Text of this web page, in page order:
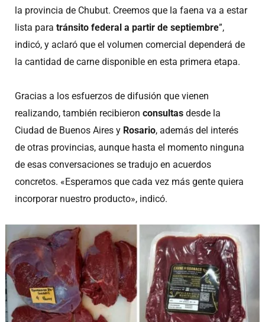
la provincia de Chubut. Creemos que la faena va a estar
lista para tránsito federal a partir de septiembre”,
indicó, y aclaró que el volumen comercial dependerá de
la cantidad de carne disponible en esta primera etapa.
Gracias a los esfuerzos de difusión que vienen
realizando, también recibieron consultas desde la
Ciudad de Buenos Aires y Rosario, además del interés
de otras provincias, aunque hasta el momento ninguna
de esas conversaciones se tradujo en acuerdos
concretos. «Esperamos que cada vez más gente quiera
incorporar nuestro producto», indicó.